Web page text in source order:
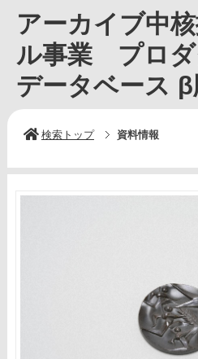
アーカイブ中
ル事業 プロダ
データベース β
検索トップ 資料情報